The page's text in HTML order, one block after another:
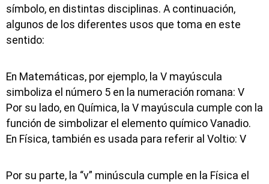
símbolo, en distintas disciplinas. A continuación,
algunos de los diferentes usos que toma en este
sentido:
En Matemáticas, por ejemplo, la V mayúscula
simboliza el número 5 en la numeración romana: V
Por su lado, en Química, la V mayúscula cumple con la
función de simbolizar el elemento químico Vanadio.
En Física, también es usada para referir al Voltio: V
Por su parte, la “v” minúscula cumple en la Física el